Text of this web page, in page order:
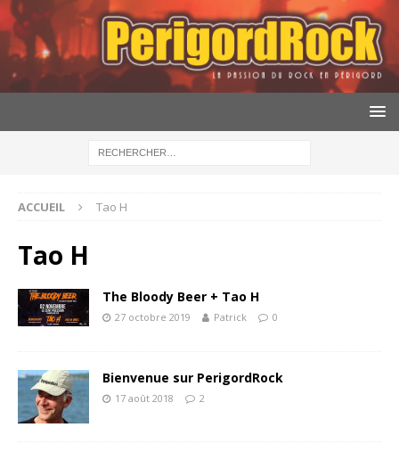
ACCUEIL Tao H
Tao H
The Bloody Beer + Tao H
27 octobre 2019 Patrick 0
Bienvenue sur PerigordRock
17 août 2018 2